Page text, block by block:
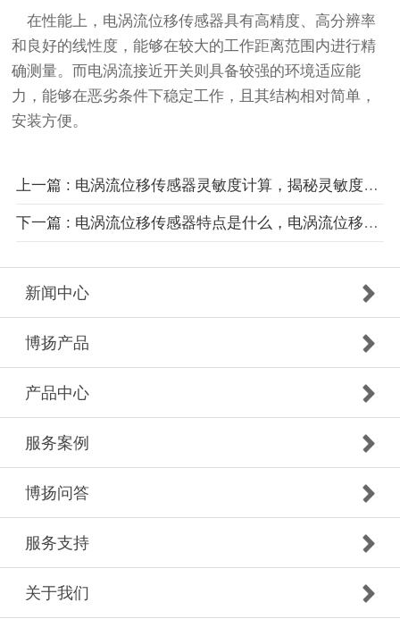
在性能上，电涡流位移传感器具有高精度、高分辨率
和良好的线性度，能够在较大的工作距离范围内进行精
确测量。而电涡流接近开关则具备较强的环境适应能
力，能够在恶劣条件下稳定工作，且其结构相对简单，
安装方便。
上一篇 : 电涡流位移传感器灵敏度计算，揭秘灵敏度计算性能参数之一
下一篇 : 电涡流位移传感器特点是什么，电涡流位移传感器独特魅力应用？
新闻中心
博扬产品
产品中心
服务案例
博扬问答
服务支持
关于我们